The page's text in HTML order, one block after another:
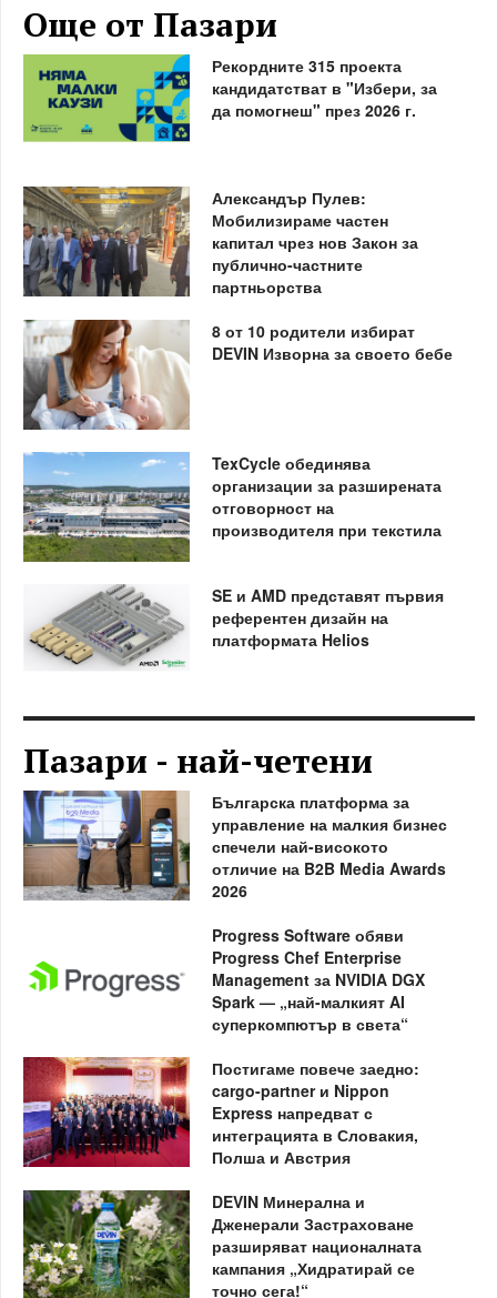
Още от Пазари
Рекордните 315 проекта
кандидатстват в "Избери, за
да помогнеш" през 2026 г.
Александър Пулев:
Мобилизираме частен
капитал чрез нов Закон за
публично-частните
партньорства
8 от 10 родители избират
DEVIN Изворна за своето бебе
TexCycle обединява
организации за разширената
отговорност на
производителя при текстила
SE и AMD представят първия
референтен дизайн на
платформата Helios
Пазари - най-четени
Българска платформа за
управление на малкия бизнес
спечели най-високото
отличие на B2B Media Awards
2026
Progress Software обяви
Progress Chef Enterprise
Management за NVIDIA DGX
Spark — „най-малкият AI
суперкомпютър в света“
Постигаме повече заедно:
cargo-partner и Nippon
Express напредват с
интеграцията в Словакия,
Полша и Австрия
DEVIN Минерална и
Дженерали Застраховане
разширяват националната
кампания „Хидратирай се
точно сега!“